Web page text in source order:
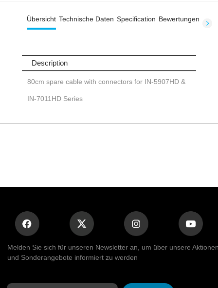
Übersicht Technische Daten Specification Bewertungen
Description
80cm spare cable with connectors for IN-5907HD &
IN-7011HD Series
Melden Sie sich für unseren Newsletter an, um über unsere
und Sonderangebote informiert zu werden